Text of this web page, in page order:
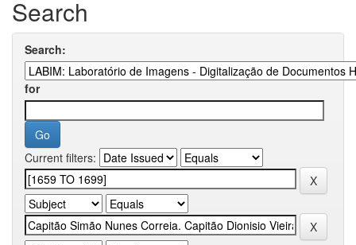
Search
Search:
for
Current filters: